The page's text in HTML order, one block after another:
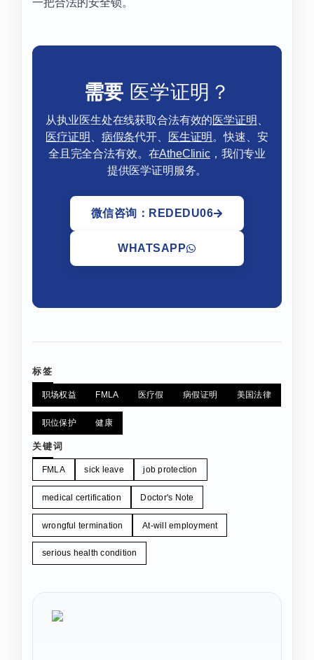
一把合法的安全锁。
需要 医学证明？
从执业医生处在线获取合法有效的医学证明
医疗证明
病假条代开、 医生证明 。快速、安
全且完全合法有效。在AtheClinic，我们专业
提供医学证明服务。
微信咨询：REDEDU06
WHATSAPP
标签
职场权益 FMLA 医疗假 病假证明 美国法律
职位保护 健康
关键词
FMLA sick leave job protection
medical certification Doctor's Note
wrongful termination At-will employment
serious health condition